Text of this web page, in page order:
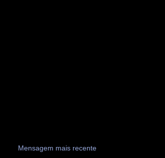
Mensagem mais recente